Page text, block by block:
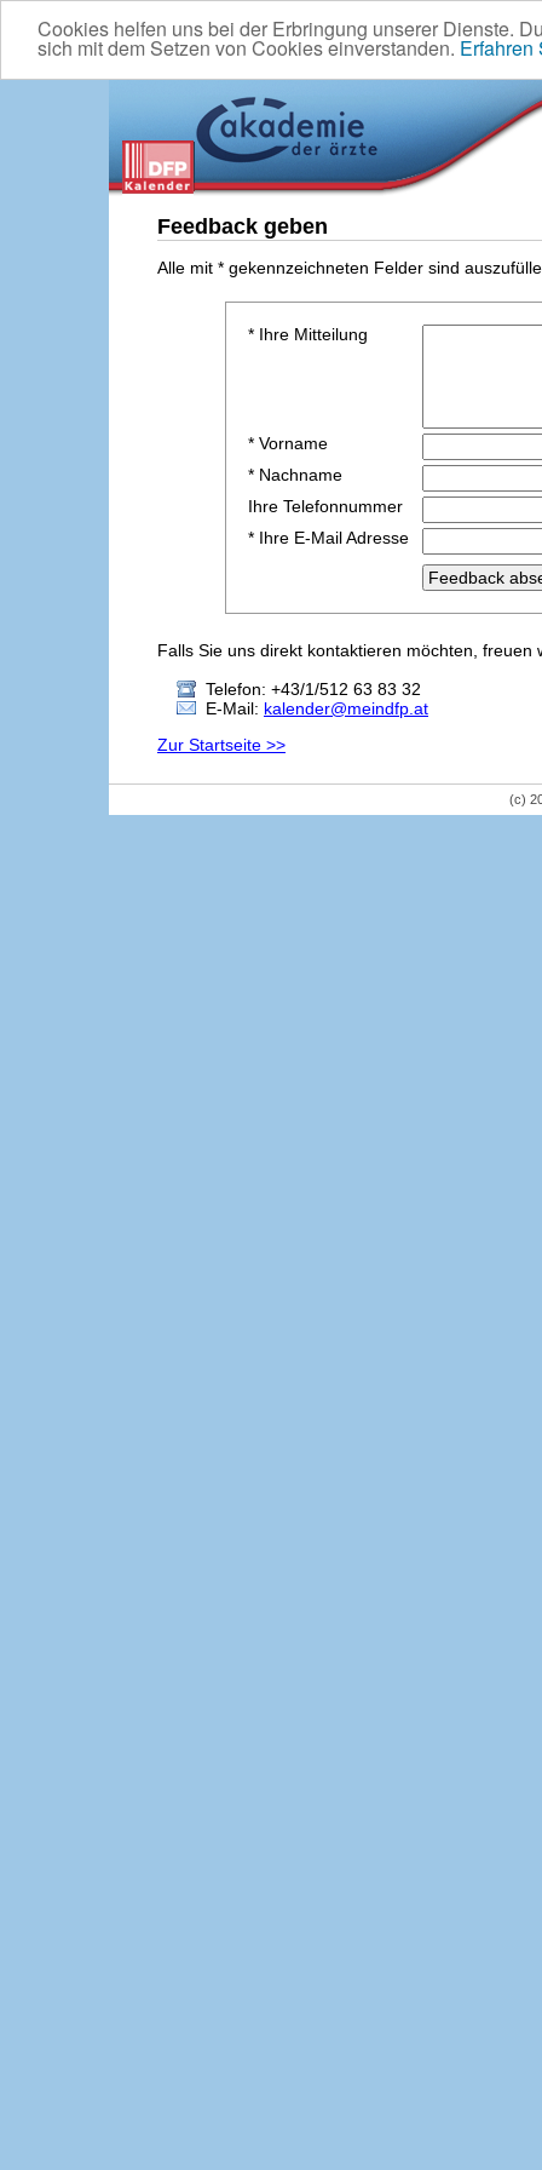
Cookies helfen uns bei der Erbringung unserer Dienste.
sich mit dem Setzen von Cookies einverstanden. Erfahren
Feedback geben
Alle mit * gekennzeichneten Felder sind
* Ihre Mitteilung
* Vorname
* Nachname
Ihre Telefonnummer
* Ihre E-Mail Adresse
Falls Sie uns direkt kontaktieren möchten,
Telefon: +43/1/512 63 83 32
E-Mail: kalender@meindfp.at
Zur Startseite >>
(c)